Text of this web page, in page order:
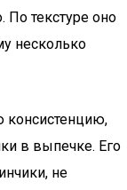
По текстуре оно
несколько
консистенцию,
в выпечке. Его
не